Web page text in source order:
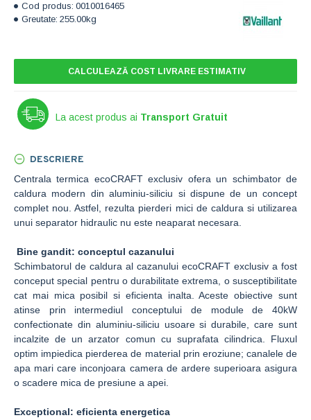
Cod produs: 0010016465
Greutate: 255.00kg
CALCULEAZĂ COST LIVRARE ESTIMATIV
La acest produs ai Transport Gratuit
DESCRIERE
Centrala termica ecoCRAFT exclusiv ofera un schimbator de
caldura modern din aluminiu-siliciu si dispune de un concept
complet nou. Astfel, rezulta pierderi mici de caldura si utilizarea
unui separator hidraulic nu este neaparat necesara.
Bine gandit: conceptul cazanului
Schimbatorul de caldura al cazanului ecoCRAFT exclusiv a fost
conceput special pentru o durabilitate extrema, o susceptibilitate
cat mai mica posibil si eficienta inalta. Aceste obiective sunt
atinse prin intermediul conceptului de module de 40kW
confectionate din aluminiu-siliciu usoare si durabile, care sunt
incalzite de un arzator comun cu suprafata cilindrica. Fluxul
optim impiedica pierderea de material prin eroziune; canalele de
apa mari care inconjoara camera de ardere superioara asigura
o scadere mica de presiune a apei.
Exceptional: eficienta energetica